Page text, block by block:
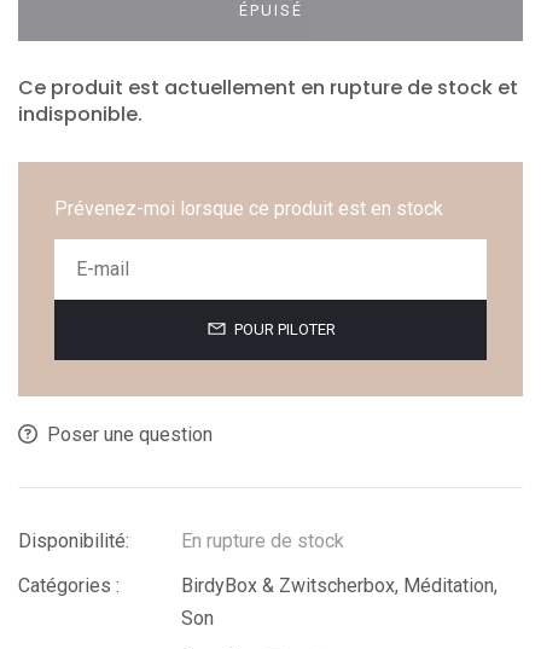
ÉPUISÉ
Ce produit est actuellement en rupture de stock et
indisponible.
Prévenez-moi lorsque ce produit est en stock
POUR PILOTER
Poser une question
Disponibilité:
En rupture de stock
Catégories :
BirdyBox & Zwitscherbox, Méditation,
Son